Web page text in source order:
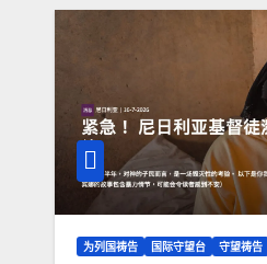
为列国祷告 国际守望台 守望祷告